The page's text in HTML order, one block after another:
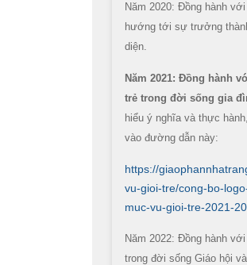
Năm 2020: Đồng hành
hướng tới sự trưởng
diện.
Năm 2021: Đồng hành
trẻ trong đời sống gia
hiểu ý nghĩa và thực
vào đường dẫn này:
https://
vu-gioi-tre/cong-bo-
muc-vu-gioi-tre-2021-
Năm 2022: Đồng hành
trong đời sống Giáo hội